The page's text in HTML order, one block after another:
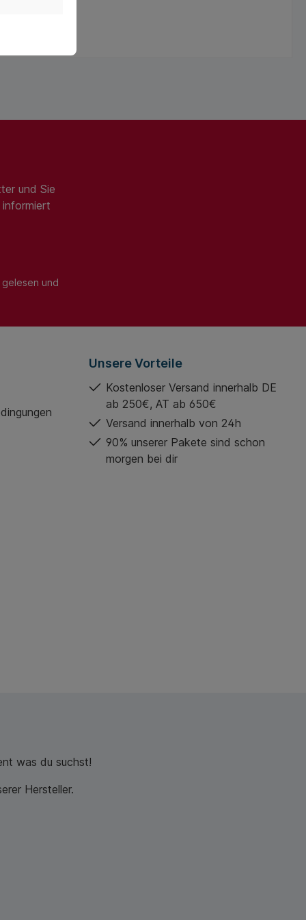
und Sie
gelesen und
Unsere Vorteile
Kostenloser Versand innerhalb DE
ab 250€, AT ab 650€
Versand innerhalb von 24h
90% unserer Pakete sind schon
morgen bei dir
was du suchst!
Hersteller.